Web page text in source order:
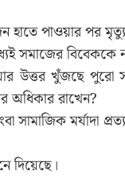
হাতে পাওয়ার পর
সমাজের বিবেককে
উত্তর খুঁজছে
অধিকার রাখেন?
মর্যাদা
দিয়েছে।